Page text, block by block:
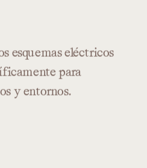
esquemaseléctricos
para
yentornos.